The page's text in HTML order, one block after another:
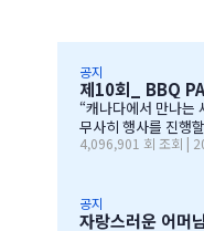
공지
제10회_ BBQ
“캐나다에서 만나는 새로운 가족” 안녕하세요, 제10회 BBQ Party 는 즐거우셧는지요? 많은 학부모님들께서 자리를 빛내주셔서 너무
무사히 행사를 진행할
BQ 파티는 WELCOME TO CANADA & WELCOME
4,096,901 회 조회 |
공지
자랑스러운 어머